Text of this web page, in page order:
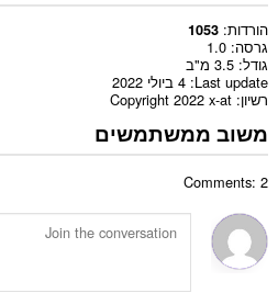
הורדות 1053
גרסה 1.0
גודל 3.5 מ"ב
Last update 4 ביולי 2022
רשיון Copyright 2022 x-at
משוב ממשתמשים
Comments: 2